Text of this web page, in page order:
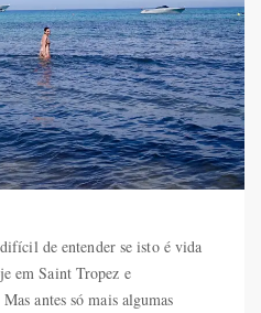
de entender se isto é vida
em Saint Tropez e
antes só mais algumas